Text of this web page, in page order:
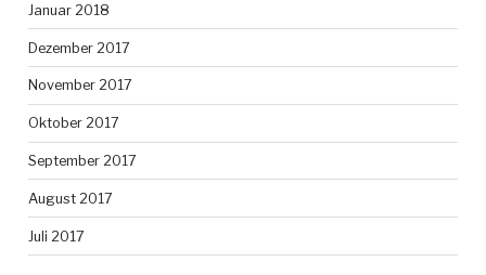
Januar 2018
Dezember 2017
November 2017
Oktober 2017
September 2017
August 2017
Juli 2017